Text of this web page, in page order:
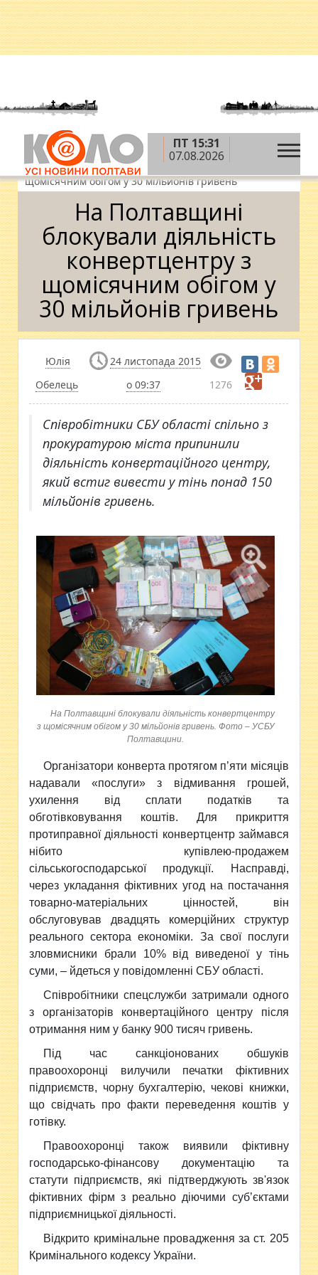
ПТ 15:31
07.08.2026
Головна » Новини » Кримінал »
Полтавщині блокували діяльність конвертцентру з
щомісячним обігом у 30 мільйонів гривень
На Полтавщині
блокували діяльність
конвертцентру з
щомісячним обігом у
30 мільйонів гривень
Юлія
Обелець
24 листопада 2015
о 09:37
1276
Співробітники СБУ області спільно з
прокуратурою міста припинили
діяльність конвертаційного центру,
який встиг вивести у тінь понад 150
мільйонів гривень.
На Полтавщині блокували діяльність конвертцентру
з щомісячним обігом у 30 мільйонів гривень. Фото – УСБУ
Полтавщини.
Організатори конверта протягом п’яти місяців
надавали«послуги» з відмивання грошей,
ухилення від сплати податків та
обготівковування коштів. Для прикриття
протиправної діяльності конвертцентр займався
нібито купівлею-продажем
сільськогосподарської продукції. Насправді,
через укладання фіктивних угод на постачання
товарно-матеріальних цінностей, він
обслуговував двадцять комерційних структур
реального сектора економіки. За свої послуги
зловмисники брали 10% від виведеної у тінь
суми, – йдеться у повідомленні СБУ області.
Співробітники спецслужби затримали одного
з організаторів конвертаційного центру після
отримання ним у банку 900 тисяч гривень.
Під час санкціонованих обшуків
правоохоронці вилучили печатки фіктивних
підприємств, чорну бухгалтерію, чекові книжки,
що свідчать про факти переведення коштів у
готівку.
Правоохоронці також виявили фіктивну
господарсько-фінансову документацію та
статути підприємств, які підтверджують зв'язок
фіктивних фірм з реально діючими суб’єктами
підприємницької діяльності.
Відкрито кримінальне провадження за ст. 205
Кримінального кодексу України.